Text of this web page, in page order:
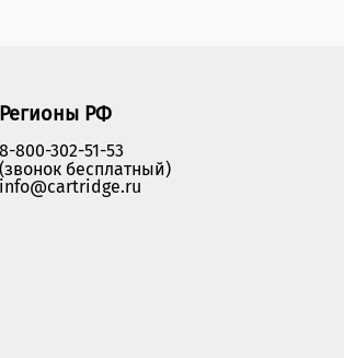
Регионы РФ
8-800-302-51-53
(звонок бесплатный)
info@cartridge.ru